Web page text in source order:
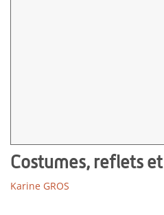
Costumes, reflets
Karine GROS